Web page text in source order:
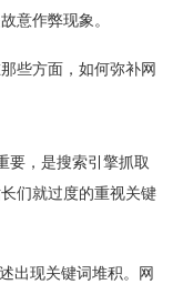
意作弊现象。
些方面，如何弥补网
要，是搜索引擎抓取
们就过度的重视关键
出现关键词堆积。网